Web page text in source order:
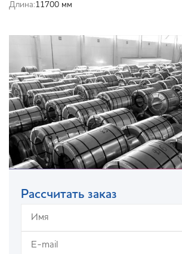
Длина:11700 мм
Рассчитать заказ